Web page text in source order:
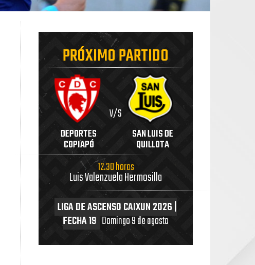
PRÓXIMO PARTIDO
DEPORTES
COPIAPÓ
V/S
SAN LUIS DE
QUILLOTA
12.30 horas
Luis Valenzuela Hermosilla
LIGA DE ASCENSO CAIXUN 2026 |
FECHA 19 Domingo 9 de agosto